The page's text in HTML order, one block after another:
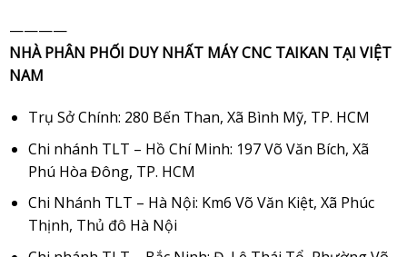
————
NHÀ PHÂN PHỐI DUY NHẤT MÁY CNC TAIKAN TẠI VIỆT
NAM
Trụ Sở Chính: 280 Bến Than, Xã Bình Mỹ, TP. HCM
Chi nhánh TLT – Hồ Chí Minh: 197 Võ Văn Bích, Xã
Phú Hòa Đông, TP. HCM
Chi Nhánh TLT – Hà Nội: Km6 Võ Văn Kiệt, Xã Phúc
Thịnh, Thủ đô Hà Nội